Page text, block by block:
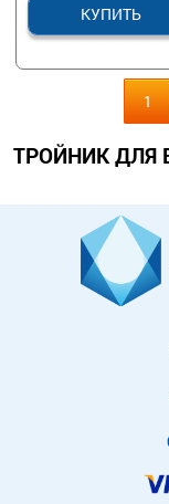
КУПИТЬ
1
ТРОЙНИК ДЛЯ